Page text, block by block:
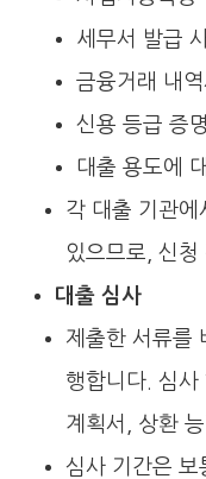
세무서 발급
금융거래 내역
신용 등급 증
대출 용도에
각 대출 기관에
있으므로, 신청
대출 심사
제출한 서류를
행합니다. 심사
계획서, 상환
심사 기간은 보